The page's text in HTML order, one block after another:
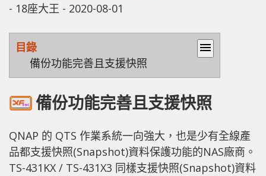
- 18座大王 - 2020-08-01
目錄
menu
備份功能完善且支援快照
備份功能完善且支援快照
QNAP 的 QTS 作業系統一向強大，也是少有全線產
品都支援快照(Snapshot)資料保護功能的NAS廠商。
TS-431KX / TS-431X3 同樣支援快照(Snapshot)資料